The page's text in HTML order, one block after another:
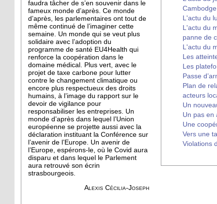
faudra tâcher de s’en souvenir dans le
fameux monde d’après. Ce monde
d’après, les parlementaires ont tout de
même continué de l’imaginer cette
semaine. Un monde qui se veut plus
solidaire avec l’adoption du
programme de santé EU4Health qui
renforce la coopération dans le
domaine médical. Plus vert, avec le
projet de taxe carbone pour lutter
contre le changement climatique ou
encore plus respectueux des droits
humains, à l’image du rapport sur le
devoir de vigilance pour
responsabiliser les entreprises. Un
monde d’après dans lequel l’Union
européenne se projette aussi avec la
déclaration instituant la Conférence sur
l’avenir de l’Europe. Un avenir de
l’Europe, espérons-le, où le Covid aura
disparu et dans lequel le Parlement
aura retrouvé son écrin
strasbourgeois.
Alexis Cécilia-Joseph
L'actu du
L'actu du
panne de
L'actu du
Les
Les
Passe
Plan de
acteurs
Un
Un pas en
Une
Vers une
Violations